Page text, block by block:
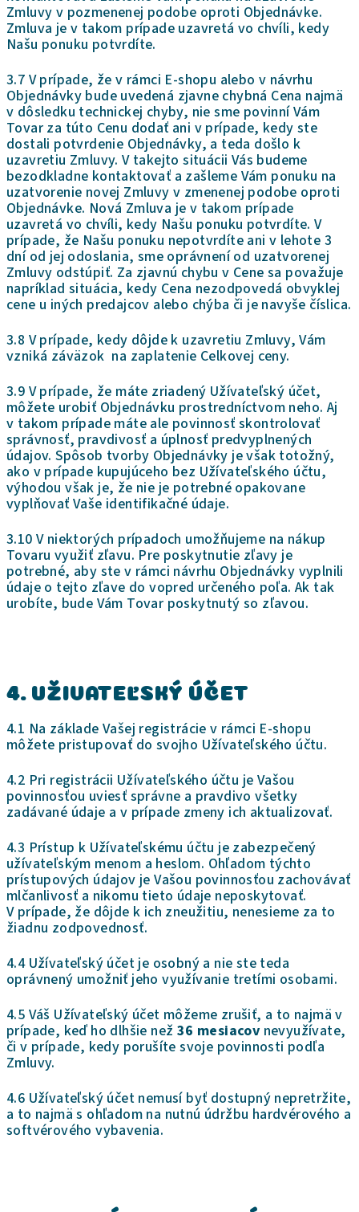
Zmluvy v pozmenenej podobe oproti Objednávke.
Zmluva je v takom prípade uzavretá vo chvíli, kedy
Našu ponuku potvrdíte.
3.7 V prípade, že v rámci E-shopu alebo v návrhu
Objednávky bude uvedená zjavne chybná Cena najmä
v dôsledku technickej chyby, nie sme povinní Vám
Tovar za túto Cenu dodať ani v prípade, kedy ste
dostali potvrdenie Objednávky, a teda došlo k
uzavretiu Zmluvy. V takejto situácii Vás budeme
bezodkladne kontaktovať a zašleme Vám ponuku na
uzatvorenie novej Zmluvy v zmenenej podobe oproti
Objednávke. Nová Zmluva je v takom prípade
uzavretá vo chvíli, kedy Našu ponuku potvrdíte. V
prípade, že Našu ponuku nepotvrdíte ani v lehote 3
dní od jej odoslania, sme oprávnení od uzatvorenej
Zmluvy odstúpiť. Za zjavnú chybu v Cene sa považuje
napríklad situácia, kedy Cena nezodpovedá obvyklej
cene u iných predajcov alebo chýba či je navyše číslica.
3.8 V prípade, kedy dôjde k uzavretiu Zmluvy, Vám
vzniká záväzok na zaplatenie Celkovej ceny.
3.9 V prípade, že máte zriadený Užívateľský účet,
môžete urobiť Objednávku prostredníctvom neho. Aj
v takom prípade máte ale povinnosť skontrolovať
správnosť, pravdivosť a úplnosť predvyplnených
údajov. Spôsob tvorby Objednávky je však totožný,
ako v prípade kupujúceho bez Užívateľského účtu,
výhodou však je, že nie je potrebné opakovane
vyplňovať Vaše identifikačné údaje.
3.10 V niektorých prípadoch umožňujeme na nákup
Tovaru využiť zľavu. Pre poskytnutie zľavy je
potrebné, aby ste v rámci návrhu Objednávky vyplnili
údaje o tejto zľave do vopred určeného poľa. Ak tak
urobíte, bude Vám Tovar poskytnutý so zľavou.
4. UŽIVATEĽSKÝ ÚČET
4.1 Na základe Vašej registrácie v rámci E-shopu
môžete pristupovať do svojho Užívateľského účtu.
4.2 Pri registrácii Užívateľského účtu je Vašou
povinnosťou uviesť správne a pravdivo všetky
zadávané údaje a v prípade zmeny ich aktualizovať.
4.3 Prístup k Užívateľskému účtu je zabezpečený
užívateľským menom a heslom. Ohľadom týchto
prístupových údajov je Vašou povinnosťou zachovávať
mlčanlivosť a nikomu tieto údaje neposkytovať.
V prípade, že dôjde k ich zneužitiu, nenesieme za to
žiadnu zodpovednosť.
4.4 Užívateľský účet je osobný a nie ste teda
oprávnený umožniť jeho využívanie tretími osobami.
4.5 Váš Užívateľský účet môžeme zrušiť, a to najmä v
prípade, keď ho dlhšie než 36 mesiacov nevyužívate,
či v prípade, kedy porušíte svoje povinnosti podľa
Zmluvy.
4.6 Užívateľský účet nemusí byť dostupný nepretržite,
a to najmä s ohľadom na nutnú údržbu hardvérového a
softvérového vybavenia.